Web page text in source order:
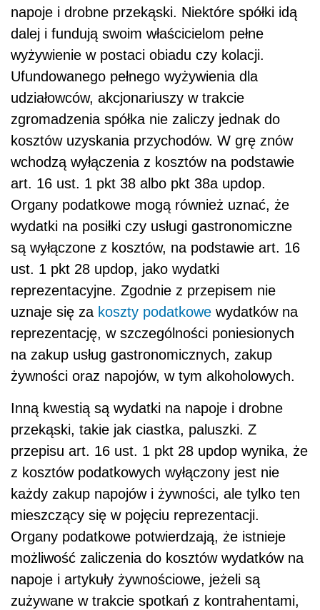
napoje i drobne przekąski. Niektóre spółki idą
dalej i fundują swoim właścicielom pełne
wyżywienie w postaci obiadu czy kolacji.
Ufundowanego pełnego wyżywienia dla
udziałowców, akcjonariuszy w trakcie
zgromadzenia spółka nie zaliczy jednak do
kosztów uzyskania przychodów. W grę znów
wchodzą wyłączenia z kosztów na podstawie
art. 16 ust. 1 pkt 38 albo pkt 38a updop.
Organy podatkowe mogą również uznać, że
wydatki na posiłki czy usługi gastronomiczne
są wyłączone z kosztów, na podstawie art. 16
ust. 1 pkt 28 updop, jako wydatki
reprezentacyjne. Zgodnie z przepisem nie
uznaje się za koszty podatkowe wydatków na
reprezentację, w szczególności poniesionych
na zakup usług gastronomicznych, zakup
żywności oraz napojów, w tym alkoholowych.
Inną kwestią są wydatki na napoje i drobne
przekąski, takie jak ciastka, paluszki. Z
przepisu art. 16 ust. 1 pkt 28 updop wynika, że
z kosztów podatkowych wyłączony jest nie
każdy zakup napojów i żywności, ale tylko ten
mieszczący się w pojęciu reprezentacji.
Organy podatkowe potwierdzają, że istnieje
możliwość zaliczenia do kosztów wydatków na
napoje i artykuły żywnościowe, jeżeli są
zużywane w trakcie spotkań z kontrahentami,